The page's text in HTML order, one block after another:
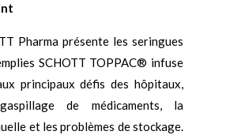
Pharma présente les seringues
SCHOTT TOPPAC® infuse
principaux défis des hôpitaux,
de médicaments, la
et les problèmes de stockage.